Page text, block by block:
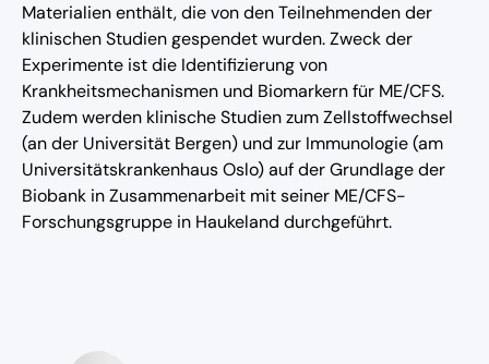
Materialien enthält, die von den Teilnehmenden der
klinischen Studien gespendet wurden. Zweck der
Experimente ist die Identifizierung von
Krankheitsmechanismen und Biomarkern für ME/CFS.
Zudem werden klinische Studien zum Zellstoffwechsel
(an der Universität Bergen) und zur Immunologie (am
Universitätskrankenhaus Oslo) auf der Grundlage der
Biobank in Zusammenarbeit mit seiner ME/CFS-
Forschungsgruppe in Haukeland durchgeführt.